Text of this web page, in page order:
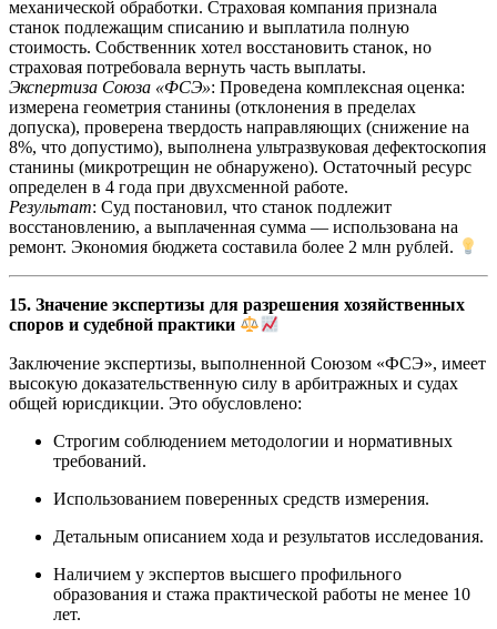
механической обработки. Страховая компания признала
станок подлежащим списанию и выплатила полную
стоимость. Собственник хотел восстановить станок, но
страховая потребовала вернуть часть выплаты.
Экспертиза Союза «ФСЭ»: Проведена комплексная оценка:
измерена геометрия станины (отклонения в пределах
допуска), проверена твердость направляющих (снижение на
8%, что допустимо), выполнена ультразвуковая дефектоскопия
станины (микротрещин не обнаружено). Остаточный ресурс
определен в 4 года при двухсменной работе.
Результат: Суд постановил, что станок подлежит
восстановлению, а выплаченная сумма — использована на
ремонт. Экономия бюджета составила более 2 млн рублей.
15. Значение экспертизы для разрешения хозяйственных
споров и судебной практики
Заключение экспертизы, выполненной Союзом «ФСЭ», имеет
высокую доказательственную силу в арбитражных и судах
общей юрисдикции. Это обусловлено:
Строгим соблюдением методологии и нормативных
требований.
Использованием поверенных средств измерения.
Детальным описанием хода и результатов исследования.
Наличием у экспертов высшего профильного
образования и стажа практической работы не менее 10
лет.